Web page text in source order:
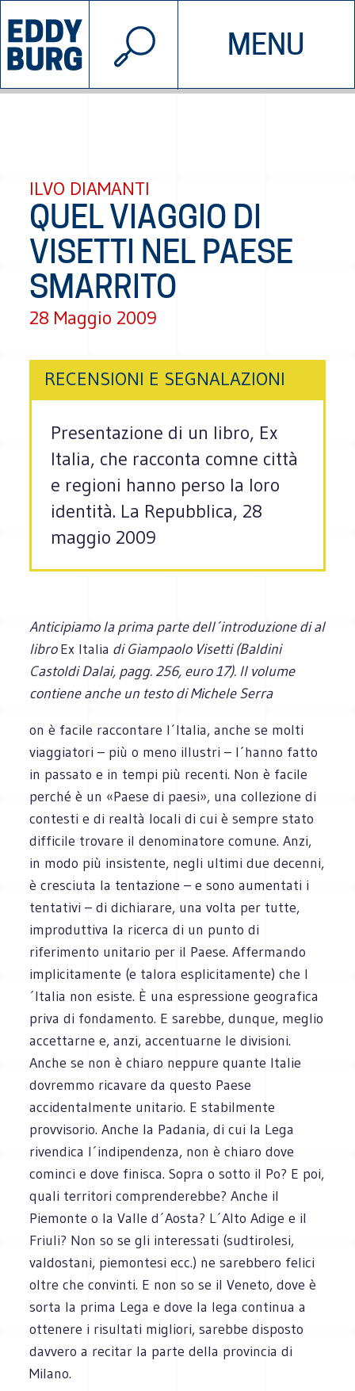
MENU
INIZIATIVE CHI SIAMO
© 2026 EDDYBURG
ILVO DIAMANTI
QUEL VIAGGIO DI
VISETTI NEL PAESE
SMARRITO
28 Maggio 2009
RECENSIONI E SEGNALAZIONI
Presentazione di un libro, Ex
Italia, che racconta comne città
e regioni hanno perso la loro
identità. La Repubblica, 28
maggio 2009
Anticipiamo la prima parte dell´introduzione di al
libroEx Italia di Giampaolo Visetti (Baldini
Castoldi Dalai, pagg. 256, euro 17). Il volume
contiene anche un testo di Michele Serra
on è facile raccontare l´Italia, anche se molti
viaggiatori – più o meno illustri – l´hanno fatto
in passato e in tempi più recenti. Non è facile
perché è un «Paese di paesi», una collezione di
contesti e di realtà locali di cui è sempre stato
difficile trovare il denominatore comune. Anzi,
in modo più insistente, negli ultimi due decenni,
è cresciuta la tentazione – e sono aumentati i
tentativi – di dichiarare, una volta per tutte,
improduttiva la ricerca di un punto di
riferimento unitario per il Paese. Affermando
implicitamente (e talora esplicitamente) che l
´Italia non esiste. È una espressione geografica
priva di fondamento. E sarebbe, dunque, meglio
accettarne e, anzi, accentuarne le divisioni.
Anche se non è chiaro neppure quante Italie
dovremmo ricavare da questo Paese
accidentalmente unitario. E stabilmente
provvisorio. Anche la Padania, di cui la Lega
rivendica l´indipendenza, non è chiaro dove
cominci e dove finisca. Sopra o sotto il Po? E poi,
quali territori comprenderebbe? Anche il
Piemonte o la Valle d´Aosta? L´Alto Adige e il
Friuli? Non so se gli interessati (sudtirolesi,
valdostani, piemontesi ecc.) ne sarebbero felici
oltre che convinti. E non so se il Veneto, dove è
sorta la prima Lega e dove la lega continua a
ottenere i risultati migliori, sarebbe disposto
davvero a recitar la parte della provincia di
Milano.